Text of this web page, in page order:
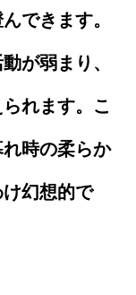
できます。
が弱まり、
れます。こ
時の柔らか
幻想的で